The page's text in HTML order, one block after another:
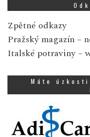
Zpětné odkazy
Pražský magazín –
Italské potraviny –
Máte